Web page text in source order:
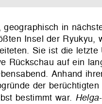
in
Insel der Ryukyu,
Sie ist die
Rückschau auf ein
Anhand
der
bestimmt war.